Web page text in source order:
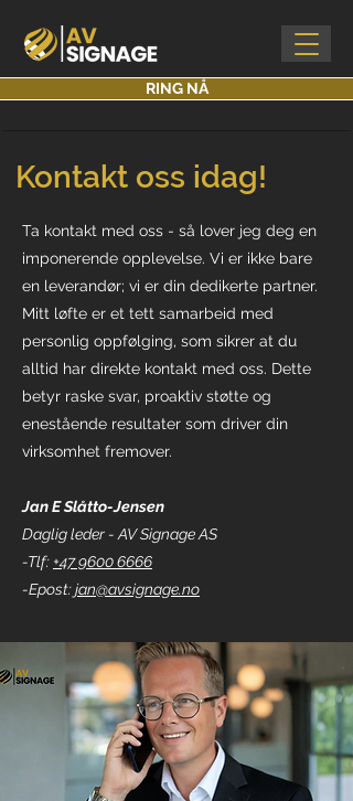
RING NÅ
Kontakt oss idag!
Ta kontakt med oss - så lover jeg deg en
imponerende opplevelse. Vi er ikke bare
en leverandør; vi er din dedikerte partner.
Mitt løfte er et tett samarbeid med
personlig oppfølging, som sikrer at du
alltid har direkte kontakt med oss. Dette
betyr raske svar, proaktiv støtte og
enestående resultater som driver din
virksomhet fremover.
Jan E Slåtto-Jensen
Daglig leder - AV Signage AS
-Tlf: +47 9600 6666
-Epost:jan@avsignage.no